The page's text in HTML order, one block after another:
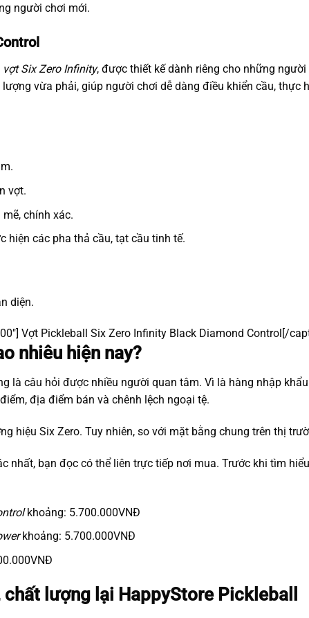
người chơi mới.
vợt Six Zero Infinity, được thiết kế dành riêng cho những
vừa phải, giúp người chơi dễ dàng điều khiển cầu, thực
vợt.
chính xác.
hiện các pha thả cầu, tạt cầu tinh tế.
diện.
Vợt Pickleball Six Zero Infinity Black Diamond Control[/
nhiêu hiện nay?
là câu hỏi được nhiều người quan tâm. Vì là hàng nhập
địa điểm bán và chênh lệch ngoại tệ.
hiệu Six Zero. Tuy nhiên, so với mặt bằng chung trên thị
bạn đọc có thể liên trực tiếp nơi mua. Trước khi tìm
khoảng: 5.700.000VNĐ
khoảng: 5.700.000VNĐ
lượng lại HappyStore Pickleball